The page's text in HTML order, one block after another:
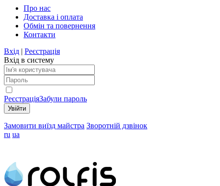
Про нас
Доставка і оплата
Обмін та повернення
Контакти
Вхід | Реєстрація
Вхід в систему
РеєстраціяЗабули пароль
Замовити виїзд майстра Зворотній дзвінок
ru ua